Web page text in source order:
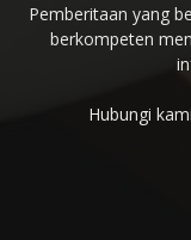
Pemberitaan yang
berkompeten
Hubungi